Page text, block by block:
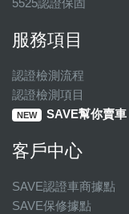
5525認證保固
服務項目
認證檢測流程
認證檢測項目
NEW SAVE幫你賣車
客戶中心
SAVE認證車商據點
SAVE保修據點